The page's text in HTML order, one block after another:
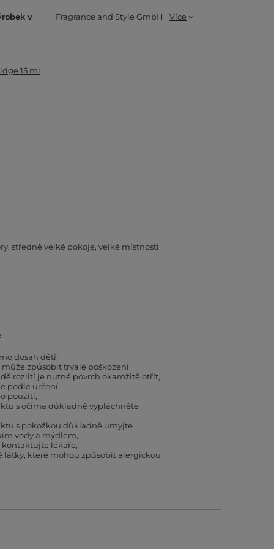
v
Fragrance and Style GmbH Více
15 ml
středně velké pokoje velké místnosti
dosah dětí
způsobit trvalé poškození
rozlití je nutné povrch okamžitě otřít
podle určení
použití
s očima důkladně vypláchněte
s pokožkou důkladně umyjte
vody a mýdlem
lékaře
látky, které mohou způsobit alergickou